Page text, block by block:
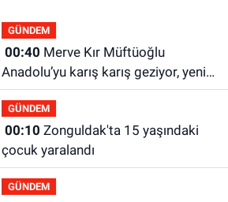
GÜNDEM
00:40
Anadolu’yu karış karış geziyor, yeni
yapılanmaları şekillendiriyor
GÜNDEM
00:10
çocuk yaralandı
GÜNDEM